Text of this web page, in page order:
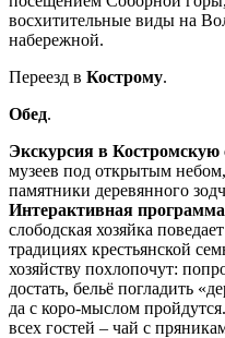
восхитительные виды на
набережной.
Переезд в Кострому.
Обед.
Экскурсия в Костромскую
музеев под открытым
памятники деревянного
Интерактивная
слободская хозяйка
традициях крестьянской
хозяйству похлопочут:
достать, бельё погладить
да с коро-мыслом
всех гостей – чай с